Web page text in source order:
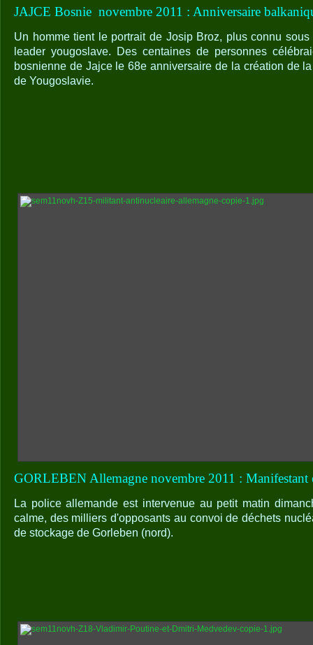
JAJCE Bosnie novembre 2011 : Anniversaire
Un homme tient le portrait de Josip Broz, plus connu
leader yougoslave. Des centaines de personnes
bosnienne de Jajce le 68e anniversaire de la création de
de Yougoslavie.
GORLEBEN Allemagne novembre 2011 : Manifestant
La police allemande est intervenue au petit matin
calme, des milliers d'opposants au convoi de déchets
de stockage de Gorleben (nord).